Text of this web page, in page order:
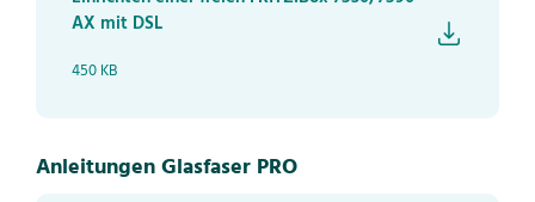
AX mit DSL
450 KB
Anleitungen Glasfaser PRO